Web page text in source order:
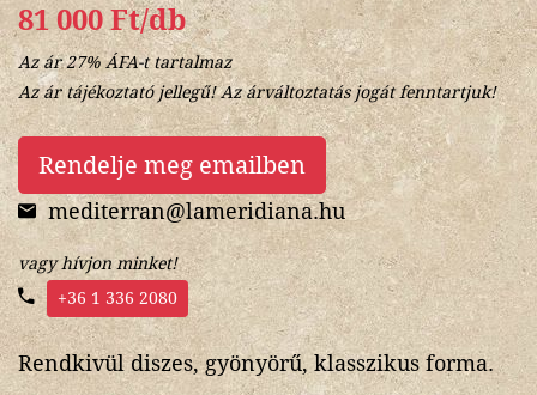
81 000 Ft/db
Az ár 27% ÁFA-t tartalmaz
Az ár tájékoztató jellegű! Az árváltoztatás jogát fenntartjuk!
Rendelje meg emailben
mediterran@lameridiana.hu
vagy hívjon minket!
+36 1 336 2080
Rendkivül diszes, gyönyörű, klasszikus forma.